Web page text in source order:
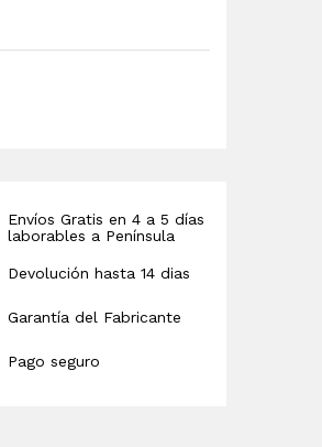
Envíos Gratis en 4 a 5 días
laborables a Península
Devolución hasta 14 dias
Garantía del Fabricante
Pago seguro